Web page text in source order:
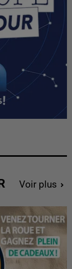
Voir plus